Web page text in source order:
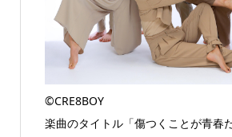
©️CRE8BOY
楽曲のタイトル「傷つくことが青春